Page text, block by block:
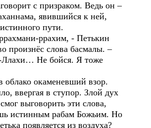
с призраком. Ведь он –
явившийся к ней,
пути.
ррахим, - Петькин
произнёс слова басмалы. –
Ллахи… Не бойся. Я тоже
облако окаменевший взор.
ввергая в ступор. Злой дух
выговорить эти слова,
истинным рабам Божьим. Но
появляется из воздуха?